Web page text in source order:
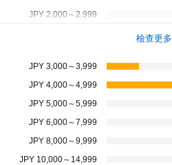
JPY 2,000～2,999
檢查更多
JPY 3,000～3,999
JPY 4,000～4,999
JPY 5,000～5,999
JPY 6,000～7,999
JPY 8,000～9,999
JPY 10,000～14,999